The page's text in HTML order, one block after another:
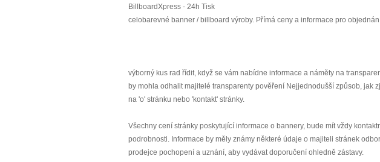
BillboardXpress - 24h Tisk
celobarevné banner / billboard výroby. Přímá ceny a informace pro
výborný kus rad řídit, když se vám nabídne informace a náměty na
by mohla odhalit majitelé transparenty pověření Nejjednodušší způsob, jak
na 'o' stránku nebo 'kontakt' stránky.
Všechny cení stránky poskytující informace o bannery, bude mít vždy
podrobnosti. Informace by měly známy některé údaje o majiteli stránek
prodejce pochopení a uznání, aby vydávat doporučení ohledně zástavy.